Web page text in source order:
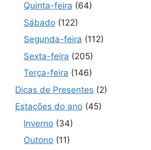
Quinta-feira (64)
Sábado (122)
Segunda-feira (112)
Sexta-feira (205)
Terça-feira (146)
Dicas de Presentes (2)
Estações do ano (45)
Inverno (34)
Outono (11)